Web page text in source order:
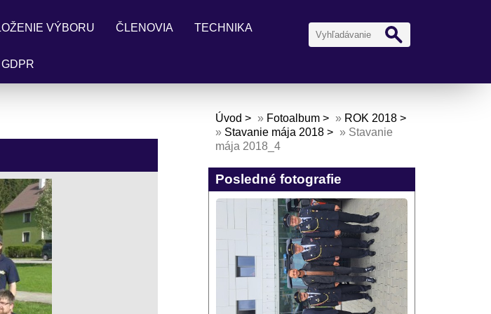
VÝBORU ČLENOVIA TECHNIKA
GDPR
Úvod » Fotoalbum » ROK 2018
» Stavanie mája 2018 » Stavanie
mája 2018_4
Posledné fotografie